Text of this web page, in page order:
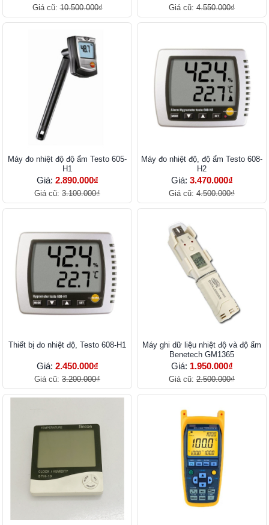
Giá cũ:10.500.000₫ Giá cũ: 4.550.000₫
Máy đo nhiệt độ độ ẩm Testo 605-
H1
Giá: 2.890.000₫
Giá cũ: 3.100.000₫
Máy đo nhiệt độ, độ ẩm Testo 608-
H2
Giá: 3.470.000₫
Giá cũ: 4.500.000₫
Thiết bị đo nhiệt độ, Testo 608-H1
Giá: 2.450.000₫
Giá cũ: 3.200.000₫
Máy ghi dữ liệu nhiệt độ và độ ẩm
Benetech GM1365
Giá: 1.950.000₫
Giá cũ: 2.500.000₫